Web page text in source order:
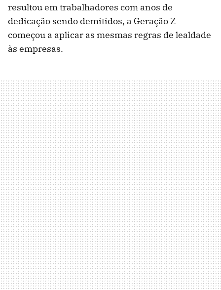
resultou em trabalhadores com anos de
dedicação sendo demitidos, a Geração Z
começou a aplicar as mesmas regras de lealdade
às empresas.